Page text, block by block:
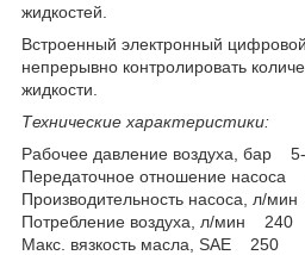
жидкостей.
Встроенный электронный
непрерывно контролировать
жидкости.
Технические характеристики:
Рабочее давление воздуха, бар
Передаточное отношение насоса
Производительность насоса, л/
Потребление воздуха, л/мин 240
Макс. вязкость масла, SAE 250